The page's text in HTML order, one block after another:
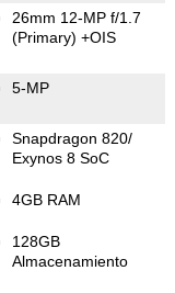
26mm 12-MP f/1.7
(Primary) +OIS
5-MP
Snapdragon 820/
Exynos 8 SoC
4GB RAM
128GB
Almacenamiento